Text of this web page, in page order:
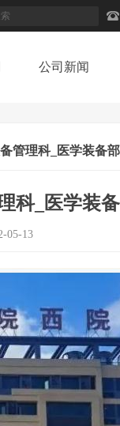
公司新闻
管理科_医学装备
科_医学装
05-13